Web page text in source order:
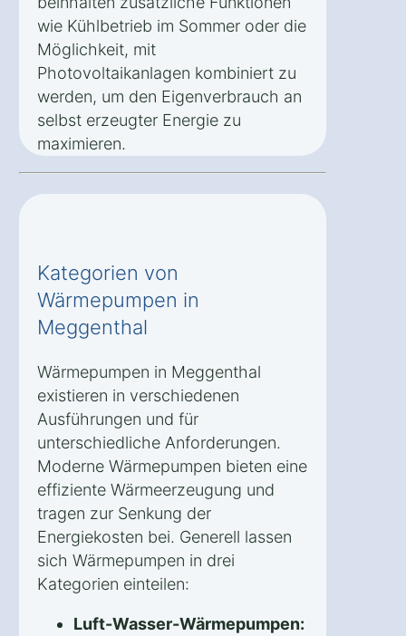
wie Kühlbetrieb im Sommer oder die
Möglichkeit, mit
Photovoltaikanlagen kombiniert zu
werden, um den Eigenverbrauch an
selbst erzeugter Energie zu
maximieren.
Kategorien von
Wärmepumpen in
Meggenthal
Wärmepumpen in Meggenthal
existieren in verschiedenen
Ausführungen und für
unterschiedliche Anforderungen.
Moderne Wärmepumpen bieten eine
effiziente Wärmeerzeugung und
tragen zur Senkung der
Energiekosten bei. Generell lassen
sich Wärmepumpen in drei
Kategorien einteilen:
Luft-Wasser-Wärmepumpen: